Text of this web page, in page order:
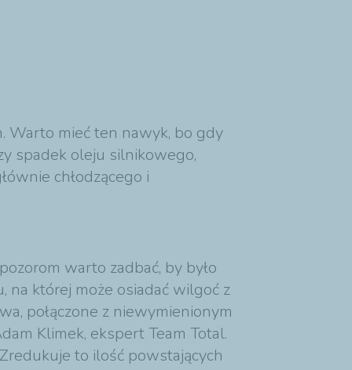
Warto mieć ten nawyk, bo gdy
spadek oleju silnikowego,
chłodzącego i
warto zadbać, by było
na której może osiadać wilgoć z
połączone z niewymienionym
Klimek, ekspert Team Total.
to ilość powstających